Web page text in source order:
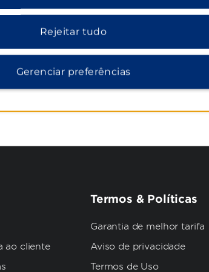
Praia de Vale
Campo de
Praia do Vale
ao cliente
Termos & Políticas
Garantia de melhor tarifa
Aviso de privacidade
Termos de Uso
Rejeitar tudo
Gerenciar preferências